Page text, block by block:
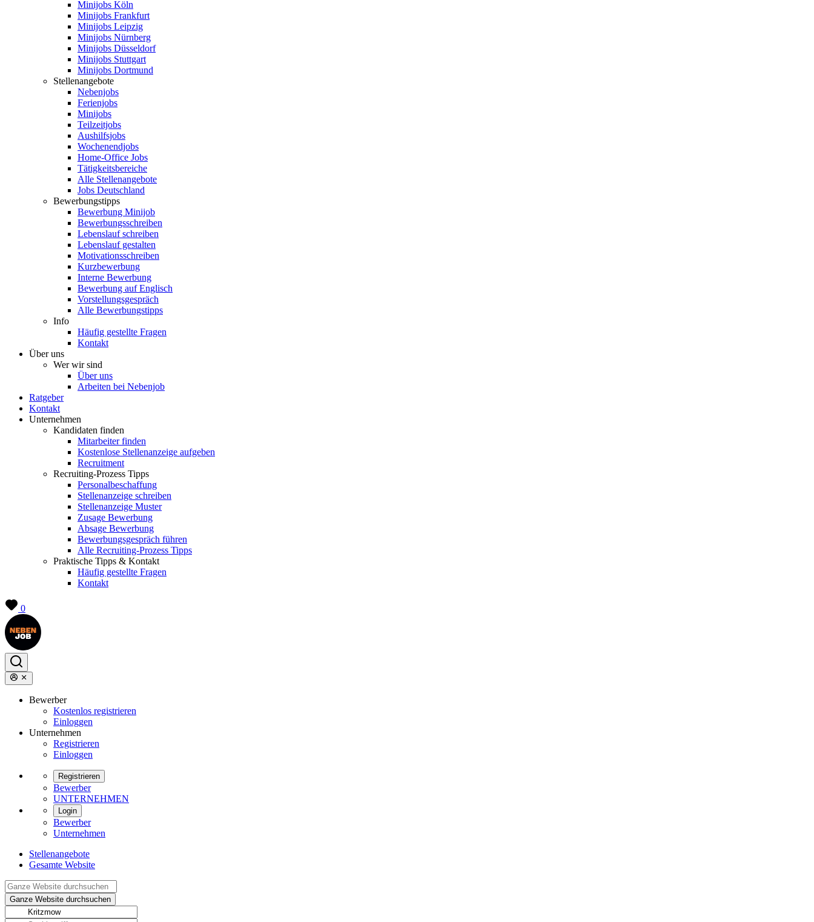
Minijobs Köln
Minijobs Frankfurt
Minijobs Leipzig
Minijobs Nürnberg
Minijobs Düsseldorf
Minijobs Stuttgart
Minijobs Dortmund
Stellenangebote
Nebenjobs
Ferienjobs
Minijobs
Teilzeitjobs
Aushilfsjobs
Wochenendjobs
Home-Office Jobs
Tätigkeitsbereiche
Alle Stellenangebote
Jobs Deutschland
Bewerbungstipps
Bewerbung Minijob
Bewerbungsschreiben
Lebenslauf schreiben
Lebenslauf gestalten
Motivationsschreiben
Kurzbewerbung
Interne Bewerbung
Bewerbung auf Englisch
Vorstellungsgespräch
Alle Bewerbungstipps
Info
Häufig gestellte Fragen
Kontakt
Über uns
Wer wir sind
Über uns
Arbeiten bei Nebenjob
Ratgeber
Kontakt
Unternehmen
Kandidaten finden
Mitarbeiter finden
Kostenlose Stellenanzeige aufgeben
Recruitment
Recruiting-Prozess Tipps
Personalbeschaffung
Stellenanzeige schreiben
Stellenanzeige Muster
Zusage Bewerbung
Absage Bewerbung
Bewerbungsgespräch führen
Alle Recruiting-Prozess Tipps
Praktische Tipps & Kontakt
Häufig gestellte Fragen
Kontakt
0
Bewerber
Kostenlos registrieren
Einloggen
Unternehmen
Registrieren
Einloggen
Registrieren
Bewerber
UNTERNEHMEN
Login
Bewerber
Unternehmen
Stellenangebote
Gesamte Website